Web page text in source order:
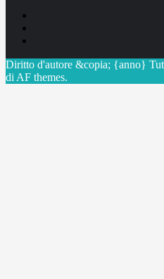
Diritto d'autore &copia; {anno}
di AF themes.